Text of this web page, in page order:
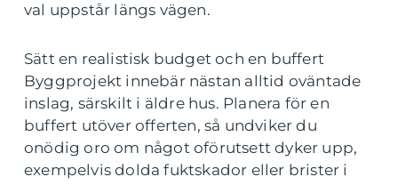
val uppstår längs vägen.
Sätt en realistisk budget och en buffert
Byggprojekt innebär nästan alltid oväntade
inslag, särskilt i äldre hus. Planera för en
buffert utöver offerten, så undviker du
onödig oro om något oförutsett dyker upp,
exempelvis dolda fuktskador eller brister i